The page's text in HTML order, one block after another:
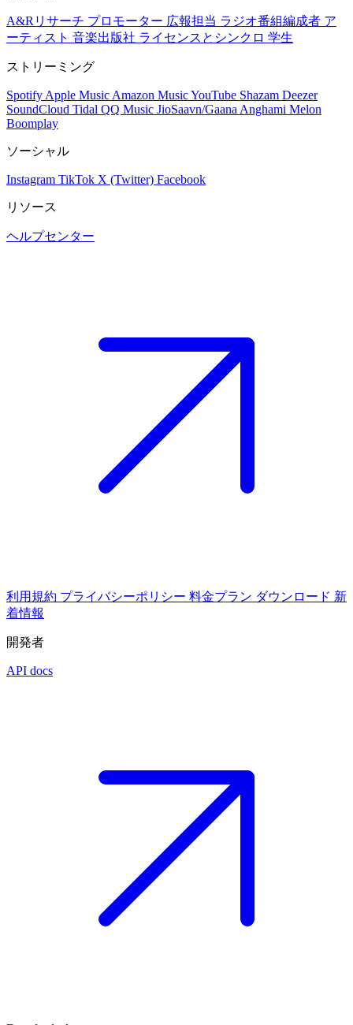
A&Rリサーチ プロモーター 広報担当 ラジオ番組編成者 ア
ーティスト 音楽出版社 ライセンスとシンクロ 学生
ストリーミング
Spotify Apple Music Amazon MusicYouTube Shazam Deezer
SoundCloud Tidal QQ Music JioSaavn/Gaana Anghami Melon
Boomplay
ソーシャル
Instagram TikTok X (Twitter) Facebook
リソース
ヘルプセンター
利用規約 プライバシーポリシー 料金プラン ダウンロード 新
着情報
開発者
API docs